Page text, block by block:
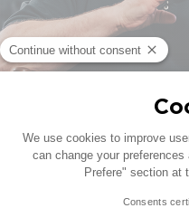
在这个系列中，他与『
（Jason Gould）坐在
度，畅谈罗杰斯自己的